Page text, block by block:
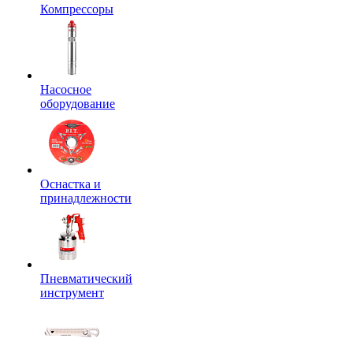
Компрессоры
Насосное
оборудование
Оснастка и
принадлежности
Пневматический
инструмент